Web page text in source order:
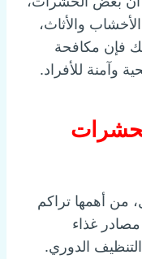
والأثاث،
فإن مكافحة
وآمنة للأفراد.
من أهمها تراكم
مصادر غذاء
الدوري.